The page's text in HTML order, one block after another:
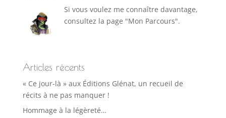
Si vous voulez me connaître davantage,
consultez la page "Mon Parcours".
Articles récents
« Ce jour-là » aux Éditions Glénat, un recueil de
récits à ne pas manquer !
Hommage à la légèreté…